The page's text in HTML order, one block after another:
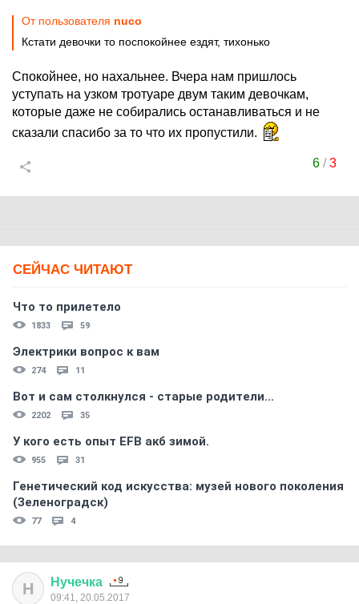
От пользователя nuco
Кстати девочки то поспокойнее ездят, тихонько
Спокойнее, но нахальнее. Вчера нам пришлось
уступать на узком тротуаре двум таким девочкам,
которые даже не собирались останавливаться и не
сказали спасибо за то что их пропустили.
6/3
СЕЙЧАС ЧИТАЮТ
Что то прилетело
1833 59
Электрики вопрос к вам
274 11
Вот и сам столкнулся - старые родители...
2202 35
У кого есть опыт EFB акб зимой.
955 31
Генетический код искусства: музей нового поколения
(Зеленоградск)
77 4
Н Нучечка
09:41, 20.05.2017